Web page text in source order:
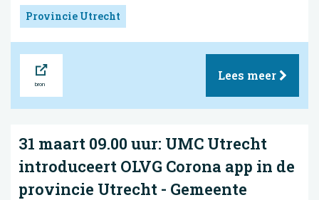
Provincie Utrecht
Lees meer
31 maart 09.00 uur: UMC Utrecht
introduceert OLVG Corona app in de
provincie Utrecht - Gemeente